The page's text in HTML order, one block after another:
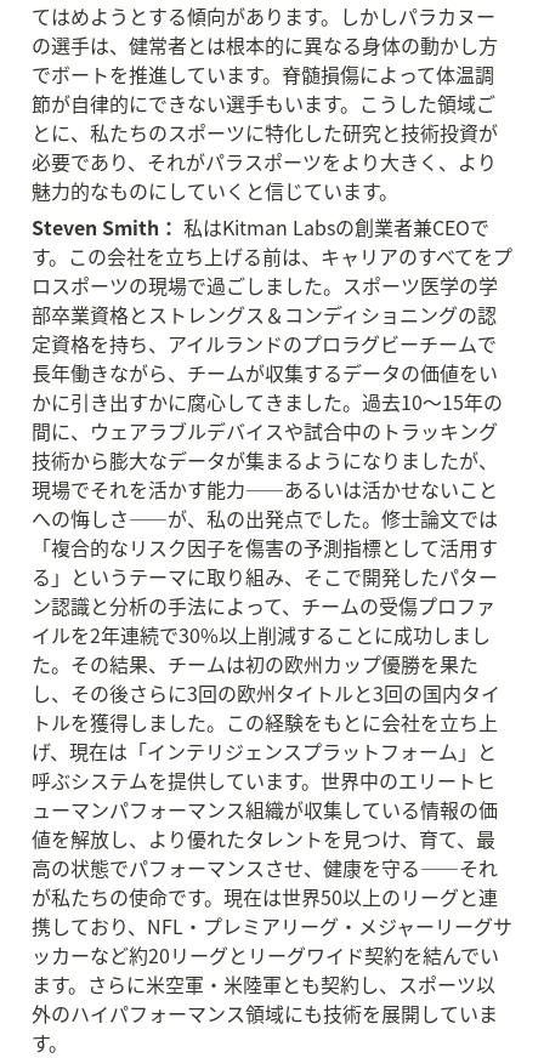
てはめようとする傾向があります。しかしパラカヌー
の選手は、健常者とは根本的に異なる身体の動かし方
でボートを推進しています。脊髄損傷によって体温調
節が自律的にできない選手もいます。こうした領域ご
とに、私たちのスポーツに特化した研究と技術投資が
必要であり、それがパラスポーツをより大きく、より
魅力的なものにしていくと信じています。
Steven Smith： 私はKitman Labsの創業者兼CEOで
す。この会社を立ち上げる前は、キャリアのすべてをプ
ロスポーツの現場で過ごしました。スポーツ医学の学
部卒業資格とストレングス＆コンディショニングの認
定資格を持ち、アイルランドのプロラグビーチームで
長年働きながら、チームが収集するデータの価値をい
かに引き出すかに腐心してきました。過去10〜15年の
間に、ウェアラブルデバイスや試合中のトラッキング
技術から膨大なデータが集まるようになりましたが、
現場でそれを活かす能力——あるいは活かせないこと
への悔しさ——が、私の出発点でした。修士論文では
「複合的なリスク因子を傷害の予測指標として活用す
る」というテーマに取り組み、そこで開発したパター
ン認識と分析の手法によって、チームの受傷プロファ
イルを2年連続で30%以上削減することに成功しまし
た。その結果、チームは初の欧州カップ優勝を果た
し、その後さらに3回の欧州タイトルと3回の国内タイ
トルを獲得しました。この経験をもとに会社を立ち上
げ、現在は「インテリジェンスプラットフォーム」と
呼ぶシステムを提供しています。世界中のエリートヒ
ューマンパフォーマンス組織が収集している情報の価
値を解放し、より優れたタレントを見つけ、育て、最
高の状態でパフォーマンスさせ、健康を守る——それ
が私たちの使命です。現在は世界50以上のリーグと連
携しており、NFL・プレミアリーグ・メジャーリーグサ
ッカーなど約20リーグとリーグワイド契約を結んでい
ます。さらに米空軍・米陸軍とも契約し、スポーツ以
外のハイパフォーマンス領域にも技術を展開していま
す。